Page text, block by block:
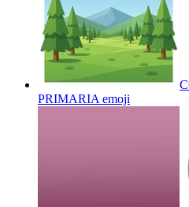
PRIMARIA emoji